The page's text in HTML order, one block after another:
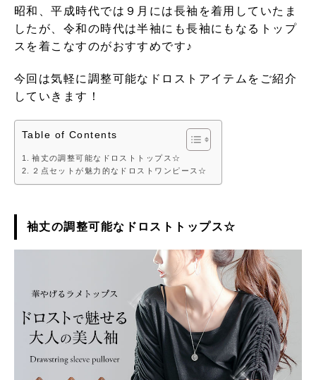
昭和、平成時代では９月には長袖を着用していたま
したが、令和の時代は半袖にも長袖にもなるトップ
スを着こなすのがおすすめです♪
今回は気軽に調整可能なドロストアイテムをご紹介
していきます！
Table of Contents
袖丈の調整可能なドロストトップス☆
２点セットが魅力的なドロストワンピース☆
袖丈の調整可能なドロストトップス☆